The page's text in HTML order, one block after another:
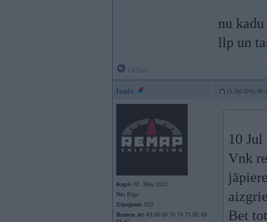
nu
llp un
Jonix 11. Jul 2016,
Kopš: 02. May 2012
No: Rīga
Ziņojumi: 623
Braucu ar: 43 68 69 70 74 75 6E 69
10
Vnk
Bet